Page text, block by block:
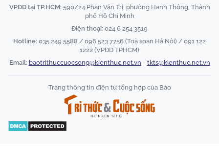
VPĐD tại TP.HCM: 590/24 Phan Văn Trị, phường Hạnh Thông, Thành
phố Hồ Chí Minh
Điện thoại: 024 6 254 3519
Hotline: 035 249 5588 / 096 523 7756 (Toà soạn Hà Nội) / 091 122
1222 (VPĐD TPHCM)
Email: baotrithuccuocsong@kienthuc.net.vn - tkts@kienthuc.net.vn
Trang thông tin điện tử tổng hợp của Báo